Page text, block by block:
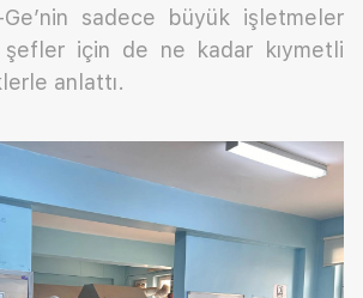
Ge’nin sadece büyük işletmeler
için de ne kadar kıymetli
anlattı.